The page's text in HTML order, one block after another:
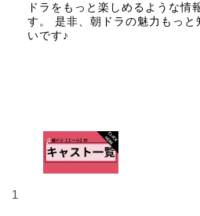
ドラをもっと楽しめるような情
す。 是非、朝ドラの魅力もっと
いです♪
1